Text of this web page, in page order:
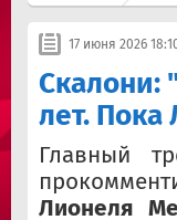
17 июня 2026
Скалони:
лет. Пока
Главный
Лионеля